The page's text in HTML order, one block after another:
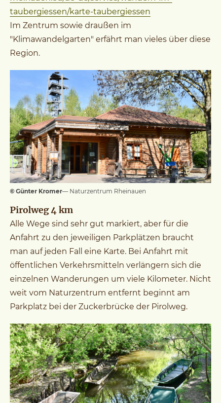
taubergiessen/karte-taubergiessen
Im Zentrum sowie draußen im
"Klimawandelgarten" erfährt man vieles über diese
Region.
© Günter Kromer— Naturzentrum Rheinauen
Pirolweg 4 km
Alle Wege sind sehr gut markiert, aber für die
Anfahrt zu den jeweiligen Parkplätzen braucht
man auf jeden Fall eine Karte. Bei Anfahrt mit
öffentlichen Verkehrsmitteln verlängern sich die
einzelnen Wanderungen um viele Kilometer. Nicht
weit vom Naturzentrum entfernt beginnt am
Parkplatz bei der Zuckerbrücke der Pirolweg.